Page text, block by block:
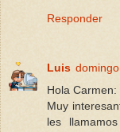
Responder
Luis
Hola Carmen:
Muy
les